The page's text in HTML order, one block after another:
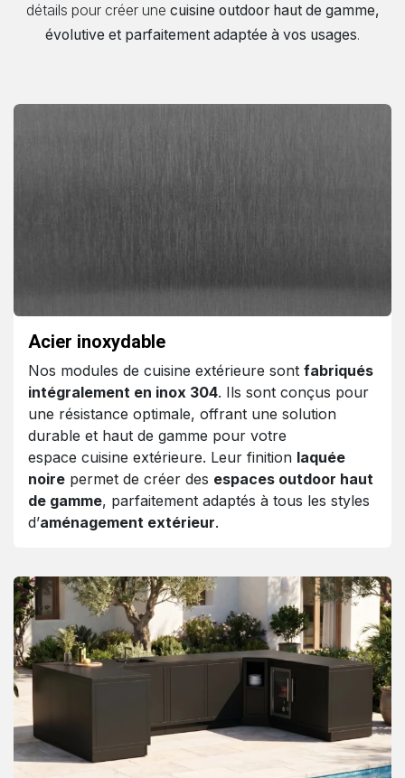
détails pour créer une cuisine outdoor haut de gamme,
évolutive et parfaitement adaptée à vos usages.
Acier inoxydable
Nos modules de cuisine extérieure sont fabriqués
intégralement en inox 304. Ils sont conçus pour
une résistance optimale, offrant une solution
durable et haut de gamme pour votre
espace cuisine extérieure. Leur finition laquée
noire permet de créer des espaces outdoor haut
de gamme, parfaitement adaptés à tous les styles
d’aménagement extérieur.